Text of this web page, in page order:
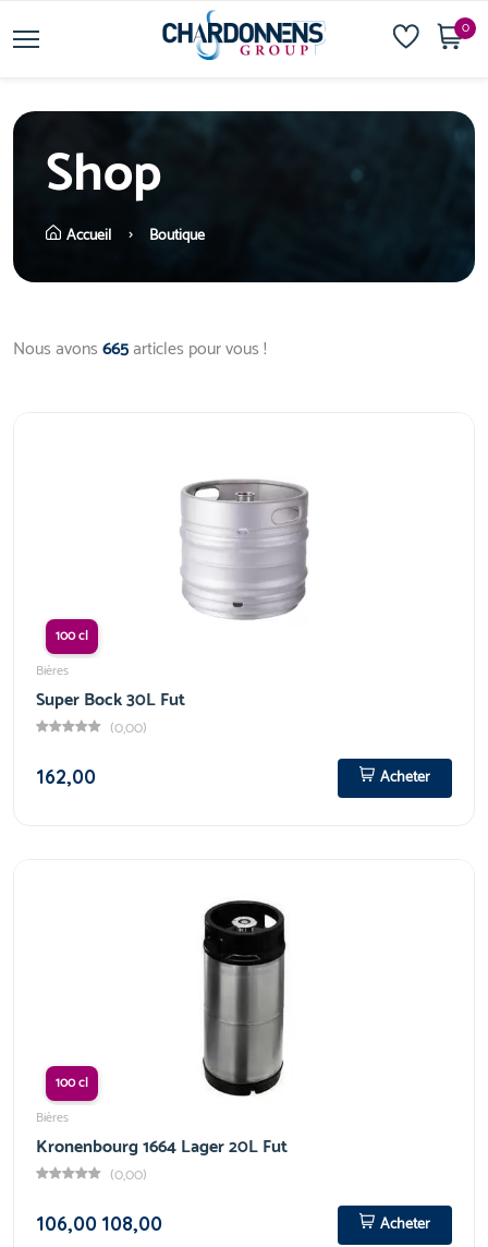
0
Shop
Accueil Boutique
Nous avons665articles pour vous !
100 cl
Bières
Super Bock 30L Fut
(0,00)
162,00
Acheter
100 cl
Bières
Kronenbourg 1664 Lager 20L Fut
(0,00)
106,00 108,00 Acheter